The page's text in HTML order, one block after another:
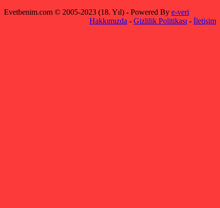
Evetbenim.com © 2005-2023 (18. Yıl) - Powered By e-veri
Hakkımızda - Gizlilik Politikası - İletişim